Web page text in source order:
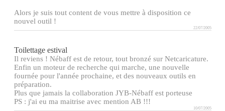
Alors je suis tout content de vous mettre à disposition ce
nouvel outil !
22/07/2005
Toilettage estival
Il reviens ! Nébaff est de retour, tout bronzé sur Netcaricature.
Enfin un moteur de recherche qui marche, une nouvelle
fournée pour l'année prochaine, et des nouveaux outils en
préparation.
Plus que jamais la collaboration JYB-Nébaff est porteuse
PS : j'ai eu ma maitrise avec mention AB !!!
10/07/2005